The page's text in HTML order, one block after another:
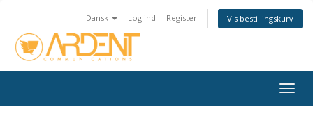
Dansk Log ind Register Vis bestillingskurv